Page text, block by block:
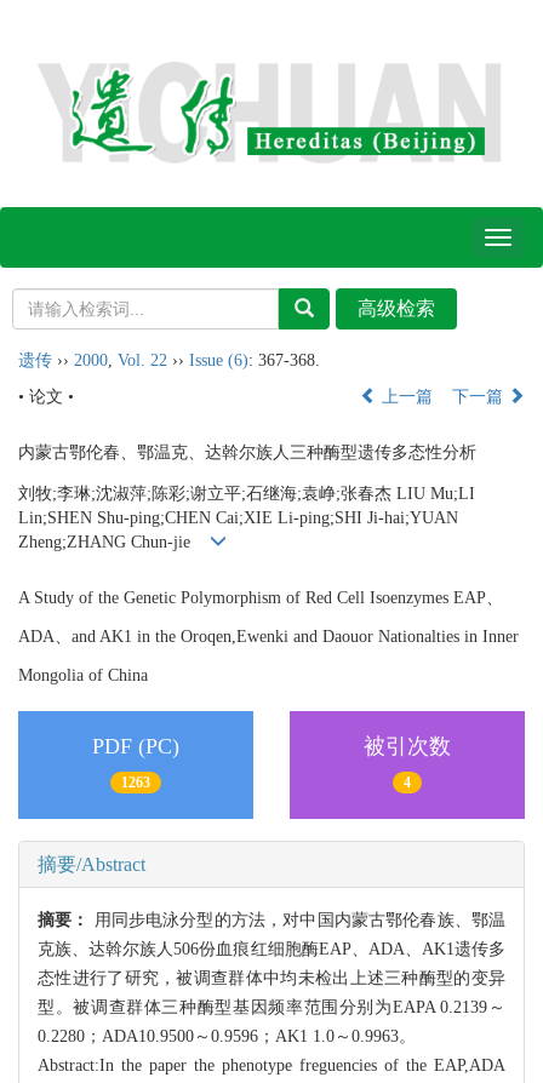
Toggle
遗传 ›› 2000 Vol. 22 ›› Issue (6): 367-368.
• 论文 •
上一篇 下一篇
内蒙古鄂伦春、鄂温克、达斡尔族人三种酶型遗传多态性分析
刘牧;李琳;沈淑萍;陈彩;谢立平;石继海;袁峥;张春杰 LIU Mu;LI
Lin;SHEN Shu-ping;CHEN Cai;XIE Li-ping;SHI Ji-hai;YUAN
Zheng;ZHANG Chun-jie
A Study of the Genetic Polymorphism of Red Cell Isoenzymes EAP、
ADA、and AK1 in the Oroqen,Ewenki and Daouor Nationalties in Inner
Mongolia of China
PDF (PC)
1263
被引次数
4
摘要/Abstract
摘要：
用同步电泳分型的方法，对中国内蒙古鄂伦春族、鄂温
克族、达斡尔族人506份血痕红细胞酶EAP、ADA、AK1遗传多
态性进行了研究，被调查群体中均未检出上述三种酶型的变异
型。被调查群体三种酶型基因频率范围分别为EAPA 0.2139～
0.2280；ADA10.9500～0.9596；AK1 1.0～0.9963。
Abstract:In the paper the phenotype freguencies of the EAP,ADA